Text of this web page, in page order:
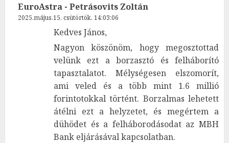
EuroAstra - Petrásovits Zoltán
2025.május.15. csütörtök. 14:03:06
Kedves János,
Nagyon köszönöm, hogy megosztottad
velünk ezt a borzasztó és felháborító
tapasztalatot. Mélységesen elszomorít,
ami veled és a több mint 1.6 millió
forintotokkal történt. Borzalmas lehetett
átélni ezt a helyzetet, és megértem a
dühödet és a felháborodásodat az MBH
Bank eljárásával kapcsolatban.